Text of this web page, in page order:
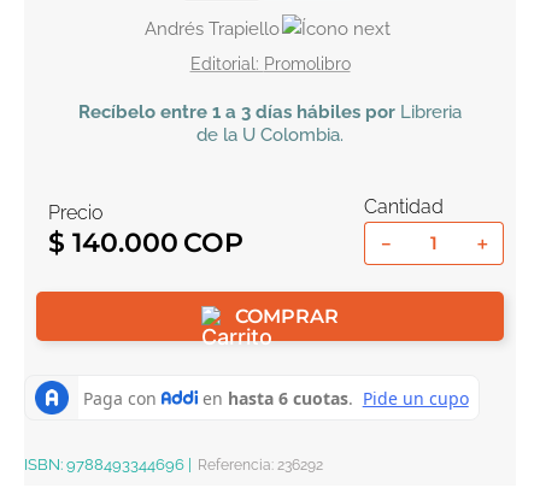
Andrés Trapiello
Promolibro
Recíbelo entre 1 a 3 días hábiles por Libreria
de la U Colombia.
Precio
$ 140.000
Cantidad
＋
－
COMPRAR
ISBN: 9788493344696 Referencia: 236292